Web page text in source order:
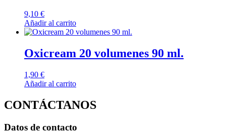
9,10 €
Añadir al carrito
Oxicream 20 volumenes 90 ml.
1,90 €
Añadir al carrito
CONTÁCTANOS
Datos de contacto